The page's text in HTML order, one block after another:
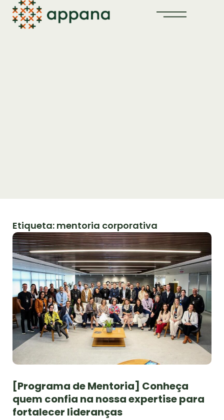
Etiqueta: mentoria corporativa
[Programa de Mentoria] Conheça
quem confia na nossa expertise para
fortalecer lideranças